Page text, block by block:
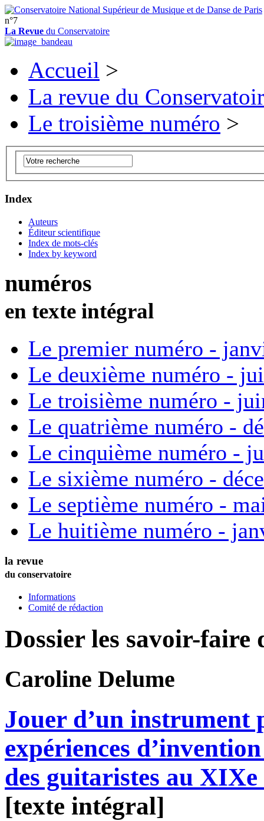
n°7
La Revue du Conservatoire
Accueil >
La revue du
Le troisième numéro >
Index
Auteurs
Éditeur scientifique
Index de mots-clés
Index by keyword
numéros
en texte intégral
Le premier numéro -
Le deuxième numéro -
Le troisième numéro -
Le quatrième numéro -
Le cinquième numéro -
Le sixième numéro -
Le septième numéro -
Le huitième numéro -
la revue
du conservatoire
Informations
Comité de rédaction
Dossier les savoir-faire
Caroline Delume
Jouer d’un instrument
expériences
des guitaristes au XIXe
[texte intégral]